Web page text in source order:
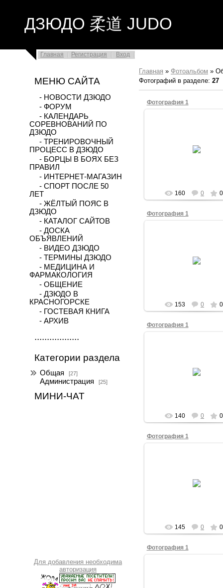
ДЗЮДО 柔道 JUDO
Главная Регистрация Вход
МЕНЮ САЙТА
- НОВОСТИ ДЗЮДО
- ФОРУМ
- КАЛЕНДАРЬ
СОРЕВНОВАНИЙ ПО
ДЗЮДО
- ТРЕНИРОВОЧНЫЙ
ПРОЦЕСС В ДЗЮДО
- БОРЦЫ В БОЯХ БЕЗ
ПРАВИЛ
- ИНТЕРНЕТ-МАГАЗИН
- СПОРТ ПОСЛЕ 50
ЛЕТ
- ЖЁЛТЫЙ ПОЯС В
ДЗЮДО
- КАТАЛОГ САЙТОВ
- ДОСКА
ОБЪЯВЛЕНИЙ
- ВИДЕО ДЗЮДО
- ТЕРМИНЫ ДЗЮДО
- МЕДИЦИНА И
ФАРМАКОЛОГИЯ
- ОБЩЕНИЕ
- ДЗЮДО В
КРАСНОГОРСКЕ
- ГОСТЕВАЯ КНИГА
- АРХИВ
..................
Категории раздела
Общая [27]
Администрация [25]
МИНИ-ЧАТ
Для добавления необходима
авторизация
Главная » Фотоальбом »
Фотографий в разделе: 27
Фотография 1
160 0
Фотография 1
153 0
Фотография 1
140 0
Фотография 1
145 0
Фотография 1